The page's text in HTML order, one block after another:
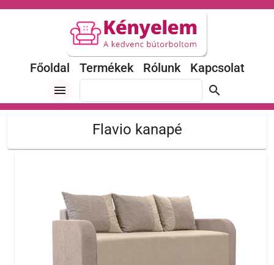
Főoldal Termékek Rólunk
Kapcsolat
menu
search
Flavio kanapé